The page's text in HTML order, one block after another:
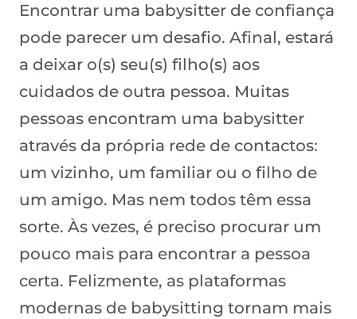
Encontrar uma babysitter de confiança
pode parecer um desafio. Afinal, estará
a deixar o(s) seu(s) filho(s) aos
cuidados de outra pessoa. Muitas
pessoas encontram uma babysitter
através da própria rede de contactos:
um vizinho, um familiar ou o filho de
um amigo. Mas nem todos têm essa
sorte. Às vezes, é preciso procurar um
pouco mais para encontrar a pessoa
certa. Felizmente, as plataformas
modernas de babysitting tornam mais